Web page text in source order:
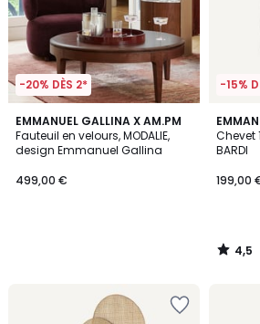
-20% DÈS 2*
EMMANUEL GALLINA X AM.PM
Fauteuil en velours, MODALIE,
design Emmanuel Gallina
499,00 €
-15%
Chevet
BARDI
199,00
4,5
/ 5
4,5
/